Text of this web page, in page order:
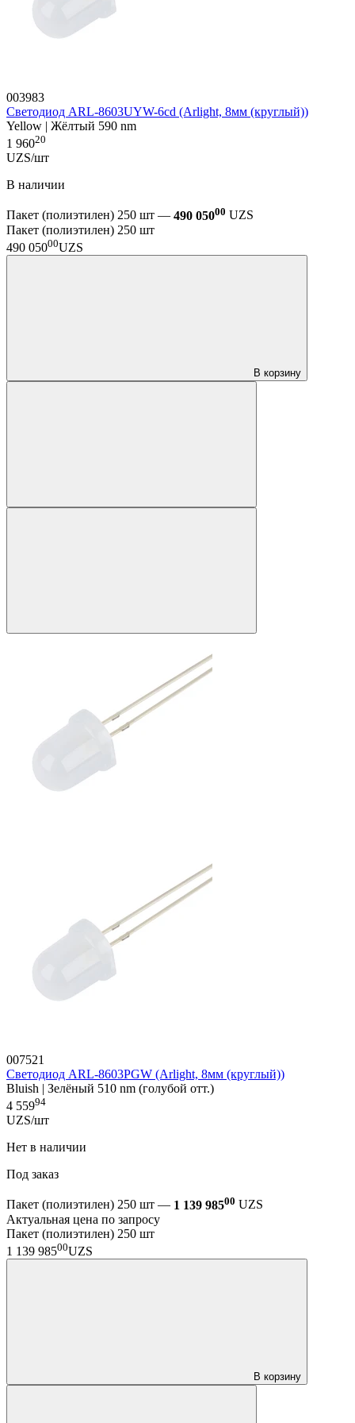
003983
Светодиод ARL-8603UYW-6cd (Arlight, 8мм (круглый))
Yellow | Жёлтый 590 nm
1 96020
UZS/шт
В наличии
Пакет (полиэтилен) 250 шт — 490 05000 UZS
Пакет (полиэтилен) 250 шт
490 05000UZS
В корзину
007521
Светодиод ARL-8603PGW (Arlight, 8мм (круглый))
Bluish | Зелёный 510 nm (голубой отт.)
4 55994
UZS/шт
Нет в наличии
Под заказ
Пакет (полиэтилен) 250 шт — 1 139 98500 UZS
Актуальная цена по запросу
Пакет (полиэтилен) 250 шт
1 139 98500UZS
В корзину